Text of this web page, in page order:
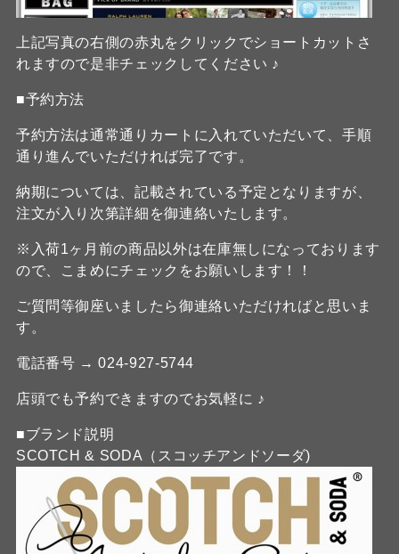
上記写真の右側の赤丸をクリックでショートカットさ
れますので是非チェックしてください ♪
■予約方法
予約方法は通常通りカートに入れていただいて、手順
通り進んでいただければ完了です。
納期については、記載されている予定となりますが、
注文が入り次第詳細を御連絡いたします。
※入荷1ヶ月前の商品以外は在庫無しになっております
ので、こまめにチェックをお願いします！！
ご質問等御座いましたら御連絡いただければと思いま
す。
電話番号 → 024-927-5744
店頭でも予約できますのでお気軽に ♪
■ブランド説明
SCOTCH & SODA（スコッチアンドソーダ)